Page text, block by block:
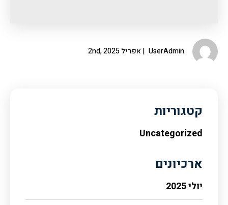
UserAdmin אפריל 2nd, 2025
קטגוריות
Uncategorized
ארכיונים
יולי 2025